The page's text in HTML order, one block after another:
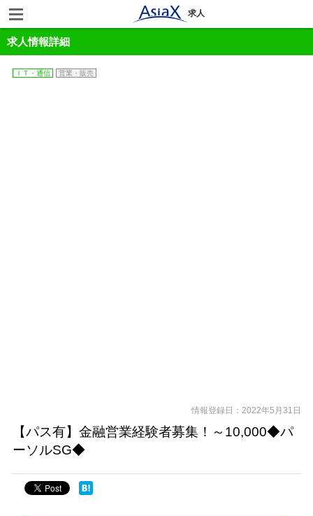
求人
求人情報詳細
ＩＴ・通信 営業・販売
情報登録日：2022年5月31日
【パス有】金融営業経験者募集！～10,000◆パ
ーソルSG◆